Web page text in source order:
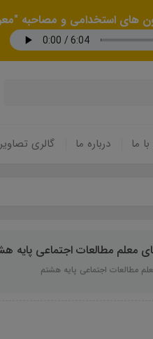
های استخدامی و مصاحبه
ما درباره ما گالری تصاویر
معلم مطالعات اجتماعی پایه
مطالعات اجتماعی پایه هشتم